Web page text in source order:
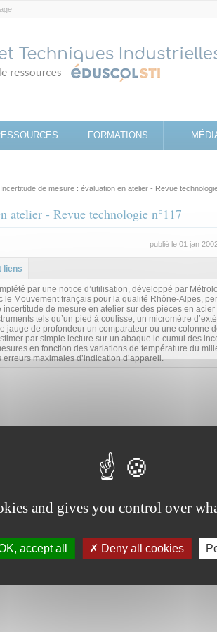
FORMATIONS
de mesure : évaluation en atelier - Revue
atelier - Revue technologie n°117
publié le 01 jan
liens
par une notice d’utilisation, développé par
le Mouvement français pour la qualité Rhône-Alpes,
incertitude de mesure en atelier sur des pièces en acier
tels qu’un pied à coulisse, un micromètre
jauge de profondeur un comparateur ou une colonne
par simple lecture sur un abaque le cumul des
en fonction des variations de température du
maximales d’indication d’appareil.
and gives you control over
accept all Deny all cookies